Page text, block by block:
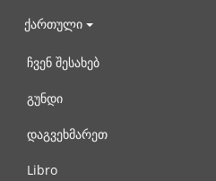
ქართული
ჩვენ შესახებ
გუნდი
დაგვეხმარეთ
Libro